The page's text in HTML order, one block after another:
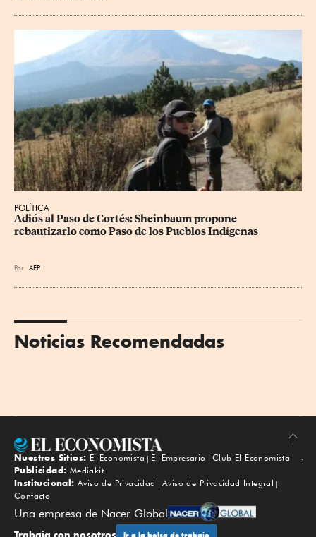
POLÍTICA
Adiós al Paso de Cortés: Sheinbaum propone
rebautizarlo como Paso de los Pueblos Indígenas
Por AFP
Noticias Recomendadas
Subir
Nuestros Sitios: El Economista El Empresario
Club El Economista
Publicidad: Mediakit
Institucional: Aviso de Privacidad
Aviso de Privacidad Integral
Contacto
Una empresa de Nacer Global
Trabaja con nosotros